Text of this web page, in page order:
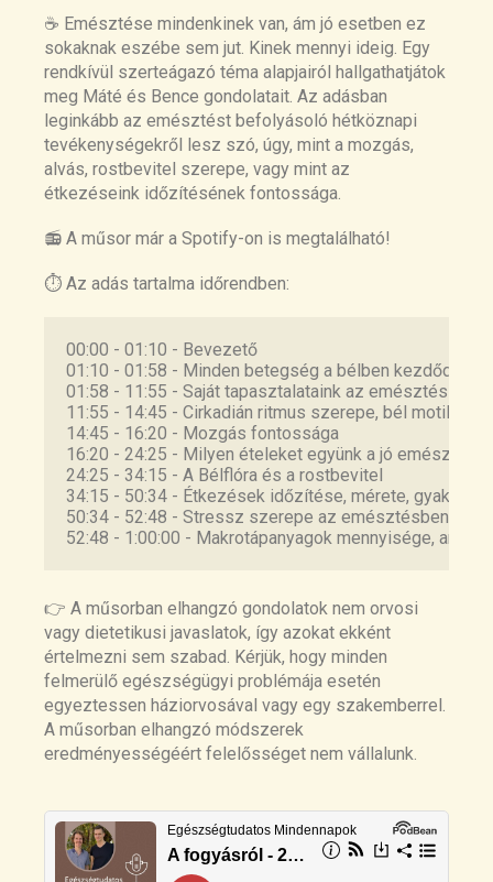
Nutrition and Health in Human Evolution-Past to
Present
https://pubmed.ncbi.nlm.nih.gov/36079850/
Paleo Diet
https://examine.com/diets/paleolithic-
diet/research/
Meal Timing Regulates the Human Circadian
System
https://www.ncbi.nlm.nih.gov/pmc/articles/PMC5
483233/
An Overview of Underlying Mechanisms and
Associated Pathologies
https://pubmed.ncbi.nlm.nih.gov/32134798/
The effect of a short-term physical activity after
meals on gastrointestinal symptoms in
individuals with functional abdominal bloating: a
randomized clinical trial
https://pubmed.ncbi.nlm.nih.gov/33868611/
Narrative Review of Perceived Problematic Plant
Compounds
https://www.ncbi.nlm.nih.gov/pmc/articles/PMC7
600777/
The Health Benefits of Dietary Fibre
https://www.ncbi.nlm.nih.gov/pmc/articles/PMC7
Dietary fiber and health outcomes: an umbrella
review of systematic reviews and meta-
analyses
☕ Emésztése mindenkinek van, ám jó esetben ez
sokaknak eszébe sem jut. Kinek mennyi ideig. Egy
rendkívül szerteágazó téma alapjairól hallgathatjátok
meg Máté és Bence gondolatait. Az adásban
leginkább az emésztést befolyásoló hétköznapi
tevékenységekről lesz szó, úgy, mint a mozgás,
alvás, rostbevitel szerepe, vagy mint az
étkezéseink időzítésének fontossága.
📻 A műsor már a Spotify-on is megtalálható!
⏱ Az adás tartalma időrendben:
00:00 - 01:10 - Bevezető
01:10 - 01:58 - Minden betegség a bélben kezdődik?
01:58 - 11:55 - Saját tapasztalataink az emésztési
11:55 - 14:45 - Cirkadián ritmus szerepe, bél motilitás
14:45 - 16:20 - Mozgás fontossága
16:20 - 24:25 - Milyen ételeket együnk a jó
24:25 - 34:15 - A Bélflóra és a rostbevitel
34:15 - 50:34 - Étkezések időzítése, mérete,
50:34 - 52:48 - Stressz szerepe az emésztésben
52:48 - 1:00:00 - Makrotápanyagok mennyisége,
👉 A műsorban elhangzó gondolatok nem orvosi
vagy dietetikusi javaslatok, így azokat ekként
értelmezni sem szabad. Kérjük, hogy minden
felmerülő egészségügyi problémája esetén
egyeztessen háziorvosával vagy egy szakemberrel.
A műsorban elhangzó módszerek
eredményességéért felelősséget nem vállalunk.